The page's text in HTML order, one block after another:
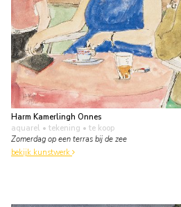
Harm Kamerlingh Onnes
aquarel • tekening • te koop
Zomerdag op een terras bij de zee
bekijk kunstwerk